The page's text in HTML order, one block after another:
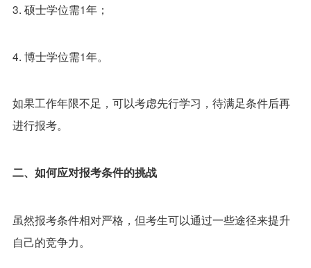
3. 硕士学位需1年；
4. 博士学位需1年。
如果工作年限不足，可以考虑先行学习，待满足条件后再
进行报考。
二、如何应对报考条件的挑战
虽然报考条件相对严格，但考生可以通过一些途径来提升
自己的竞争力。